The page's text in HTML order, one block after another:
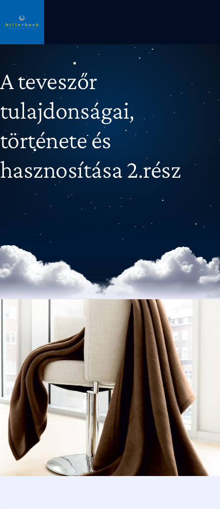
A teveszőr
tulajdonságai,
története és
hasznosítása 2.rész